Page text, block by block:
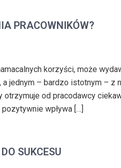
PRACOWNIKÓW?
korzyści, może
jednym – bardzo istotnym – z
otrzymuje od pracodawcy
wpływa […]
SUKCESU